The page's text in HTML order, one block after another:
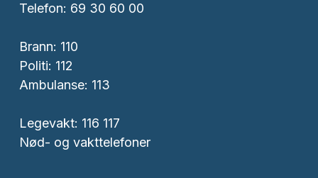
Telefon: 69 30 60 00
Brann: 110
Politi: 112
Ambulanse: 113
Legevakt: 116 117
Nød- og vakttelefoner